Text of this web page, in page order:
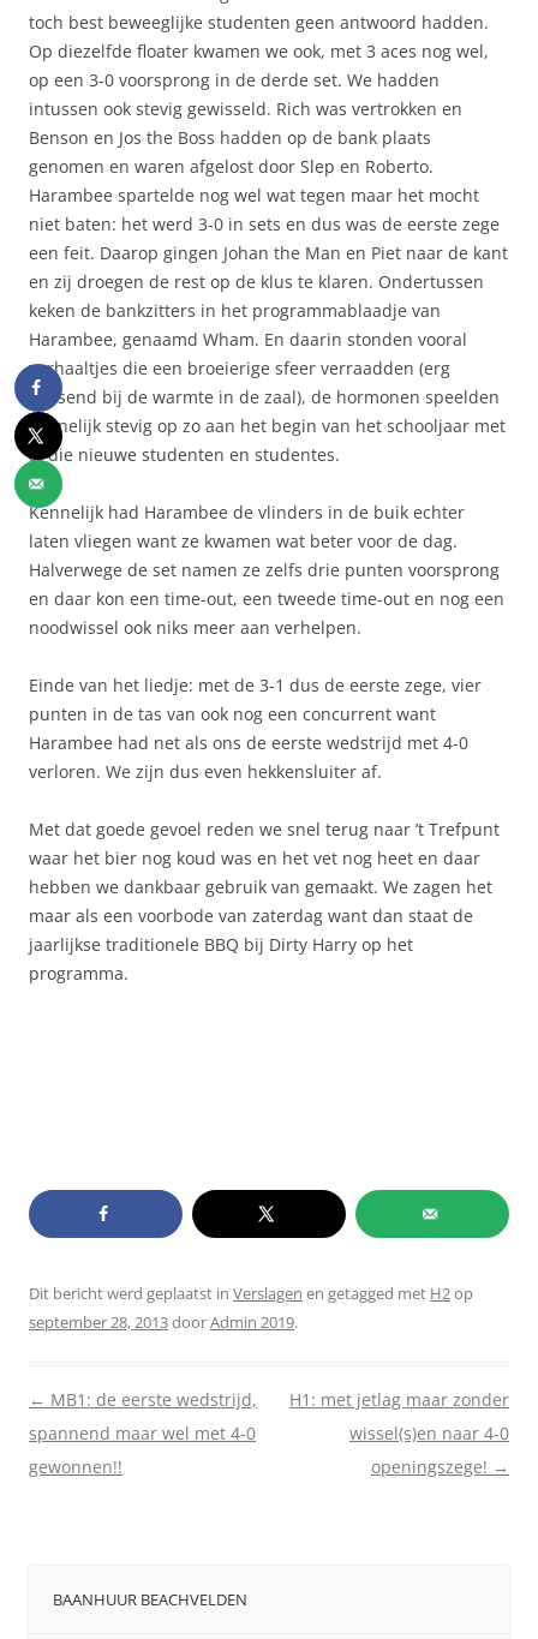
toch best beweeglijke studenten geen antwoord hadden.
Op diezelfde floater kwamen we ook, met 3 aces nog wel,
op een 3-0 voorsprong in de derde set. We hadden
intussen ook stevig gewisseld. Rich was vertrokken en
Benson en Jos the Boss hadden op de bank plaats
genomen en waren afgelost door Slep en Roberto.
Harambee spartelde nog wel wat tegen maar het mocht
niet baten: het werd 3-0 in sets en dus was de eerste zege
een feit. Daarop gingen Johan the Man en Piet naar de kant
en zij droegen de rest op de klus te klaren. Ondertussen
keken de bankzitters in het programmablaadje van
Harambee, genaamd Wham. En daarin stonden vooral
verhaaltjes die een broeierige sfeer verraadden (erg
passend bij de warmte in de zaal), de hormonen speelden
kennelijk stevig op zo aan het begin van het schooljaar met
al die nieuwe studenten en studentes.
Kennelijk had Harambee de vlinders in de buik echter
laten vliegen want ze kwamen wat beter voor de dag.
Halverwege de set namen ze zelfs drie punten voorsprong
en daar kon een time-out, een tweede time-out en nog een
noodwissel ook niks meer aan verhelpen.
Einde van het liedje: met de 3-1 dus de eerste zege, vier
punten in de tas van ook nog een concurrent want
Harambee had net als ons de eerste wedstrijd met 4-0
verloren. We zijn dus even hekkensluiter af.
Met dat goede gevoel reden we snel terug naar ’t Trefpunt
waar het bier nog koud was en het vet nog heet en daar
hebben we dankbaar gebruik van gemaakt. We zagen het
maar als een voorbode van zaterdag want dan staat de
jaarlijkse traditionele BBQ bij Dirty Harry op het
programma.
Dit bericht werd geplaatst in Verslagen en getagged met H2op
september 28, 2013doorAdmin 2019.
Berichtnavigatie
← MB1: de eerste wedstrijd,
spannend maar wel met 4-0
gewonnen!!
H1: met jetlag maar zonder
wissel(s)en naar 4-0
openingszege! →
BAANHUUR BEACHVELDEN